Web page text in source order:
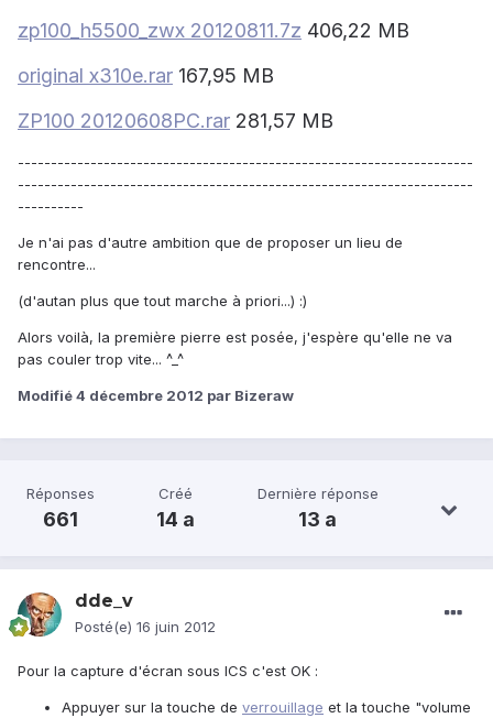
zp100_h5500_zwx 20120811.7z 406,22 MB
original x310e.rar 167,95 MB
ZP100 20120608PC.rar 281,57 MB
---------------------------------------------------------------------
---------------------------------------------------------------------
----------
Je n'ai pas d'autre ambition que de proposer un lieu de
rencontre...
(d'autan plus que tout marche à priori...) :)
Alors voilà, la première pierre est posée, j'espère qu'elle ne va
pas couler trop vite... ^_^
Modifié4 décembre 2012 par Bizeraw
Réponses
661
Créé
14 a
Dernière réponse
13 a
dde_v
Posté(e) 16 juin 2012
Pour la capture d'écran sous ICS c'est OK :
Appuyer sur la touche de verrouillage et la touche "volume